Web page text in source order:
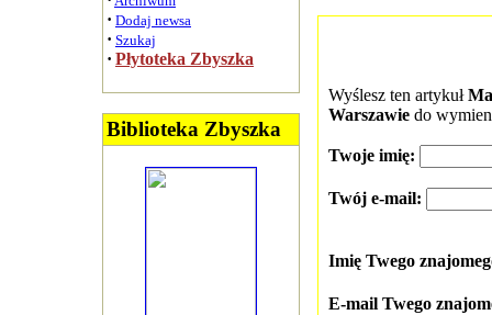
· Dodaj newsa
· Szukaj
· Płytoteka Zbyszka
Biblioteka Zbyszka
Wyślesz ten artykuł
Warszawie do
Twoje imię:
Twój e-mail:
Imię Twego
E-mail Twego